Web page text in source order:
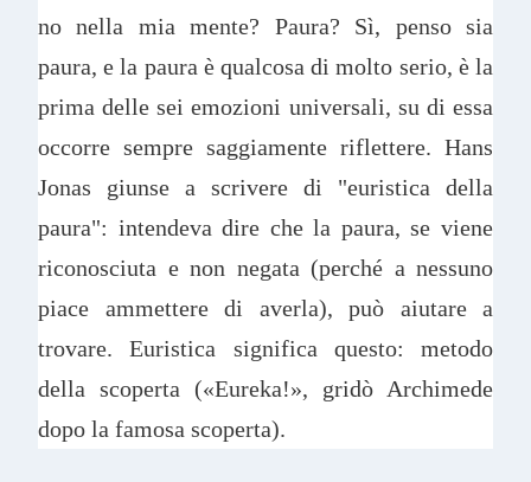
no nella mia mente? Paura? Sì, penso sia
paura, e la paura è qualcosa di molto serio, è la
prima delle sei emozioni universali, su di essa
occorre sempre saggiamente riflettere. Hans
Jonas giunse a scrivere di "euristica della
paura": intendeva dire che la paura, se viene
riconosciuta e non negata (perché a nessuno
piace ammettere di averla), può aiutare a
trovare. Euristica significa questo: metodo
della scoperta («Eureka!», gridò Archimede
dopo la famosa scoperta).